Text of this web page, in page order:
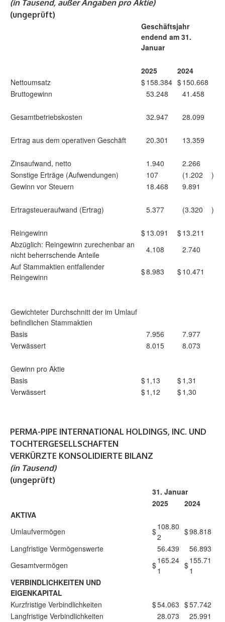
(in Tausend, außer Angaben pro Aktie)
(ungeprüft)
Geschäftsjahr
endend am 31.
Januar
2025
2024
Nettoumsatz
$158.384 $150.668
Bruttogewinn
53.248 41.458
Gesamtbetriebskosten 32.947 28.099
Ertrag aus dem operativen Geschäft 20.301 13.359
Zinsaufwand, netto 1.940
2.266
Sonstige Erträge (Aufwendungen)
107 (1.202
)
Gewinn vor Steuern
18.468 9.891
Ertragsteueraufwand (Ertrag) 5.377 (3.320 )
Reingewinn $13.091 $13.211
Abzüglich: Reingewinn zurechenbar an
nicht beherrschende Anteile
4.108
2.740
Auf Stammaktien entfallender
Reingewinn
$8.983 $10.471
Gewichteter Durchschnitt der im Umlauf
befindlichen Stammaktien
Basis
7.956
7.977
Verwässert
8.015 8.073
Gewinn pro Aktie
Basis
$1,13 $1,31
Verwässert
$1,12 $1,30
PERMA-PIPE INTERNATIONAL HOLDINGS, INC. UND
TOCHTERGESELLSCHAFTEN
VERKÜRZTE KONSOLIDIERTE BILANZ
(in Tausend)
(ungeprüft)
31. Januar
2025
2024
AKTIVA
Umlaufvermögen
$108.80
2
$98.818
Langfristige Vermögenswerte
56.439
56.893
Gesamtvermögen
$165.24
1
$155.71
1
VERBINDLICHKEITEN UND
EIGENKAPITAL
Kurzfristige Verbindlichkeiten
$54.063 $57.742
Langfristige Verbindlichkeiten
28.073
25.991